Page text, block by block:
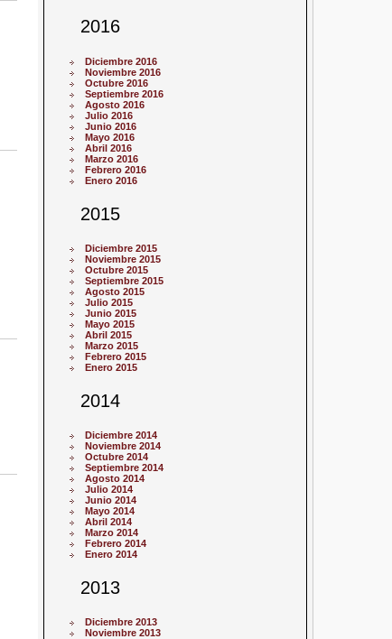
2016
Diciembre 2016
Noviembre 2016
Octubre 2016
Septiembre 2016
Agosto 2016
Julio 2016
Junio 2016
Mayo 2016
Abril 2016
Marzo 2016
Febrero 2016
Enero 2016
2015
Diciembre 2015
Noviembre 2015
Octubre 2015
Septiembre 2015
Agosto 2015
Julio 2015
Junio 2015
Mayo 2015
Abril 2015
Marzo 2015
Febrero 2015
Enero 2015
2014
Diciembre 2014
Noviembre 2014
Octubre 2014
Septiembre 2014
Agosto 2014
Julio 2014
Junio 2014
Mayo 2014
Abril 2014
Marzo 2014
Febrero 2014
Enero 2014
2013
Diciembre 2013
Noviembre 2013